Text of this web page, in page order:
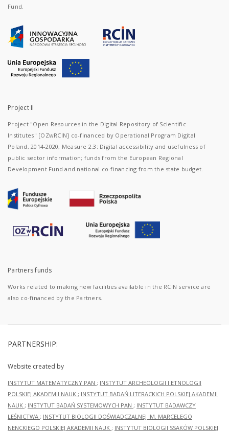
Fund.
Project II
Project "Open Resources in the Digital Repository of Scientific
Institutes" [OZwRCIN] co-financed by Operational Program Digital
Poland, 2014-2020, Measure 2.3: Digital accessibility and usefulness of
public sector information; funds from the European Regional
Development Fund and national co-financing from the state budget.
Partners funds
Works related to making new facilities available in the RCIN service are
also co-financed by the Partners.
PARTNERSHIP:
Website created by
INSTYTUT MATEMATYCZNY PAN ; INSTYTUT ARCHEOLOGII I ETNOLOGII
POLSKIEJ AKADEMII NAUK ; INSTYTUT BADAŃ LITERACKICH POLSKIEJ AKADEMII
NAUK ; INSTYTUT BADAŃ SYSTEMOWYCH PAN ; INSTYTUT BADAWCZY
LEŚNICTWA ; INSTYTUT BIOLOGII DOŚWIADCZALNEJ IM. MARCELEGO
NENCKIEGO POLSKIEJ AKADEMII NAUK ; INSTYTUT BIOLOGII SSAKÓW POLSKIEJ